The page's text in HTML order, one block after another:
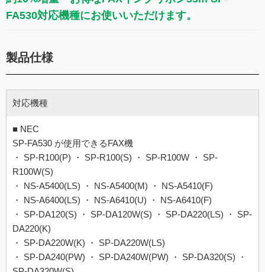
FA530対応機種にお使いいただけます。
製品仕様
対応機種
■ NEC
SP-FA530 が使用できるFAX機
・ SP-R100(P) ・ SP-R100(S) ・ SP-R100W ・ SP-
R100W(S)
・ NS-A5400(LS) ・ NS-A5400(M) ・ NS-A5410(F)
・ NS-A6400(LS) ・ NS-A6410(U) ・ NS-A6410(F)
・ SP-DA120(S) ・ SP-DA120W(S) ・ SP-DA220(LS) ・ SP-
DA220(K)
・ SP-DA220W(K) ・ SP-DA220W(LS)
・ SP-DA240(PW) ・ SP-DA240W(PW) ・ SP-DA320(S) ・